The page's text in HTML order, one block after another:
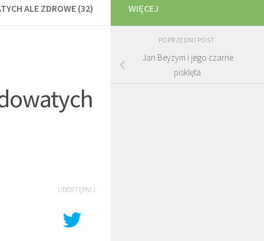
ALE ZDROWE (32)
UDOSTĘPNIJ
WIĘCEJ
POPRZEDNI POST
Jan Beyzym i jego czarne
pisklęta